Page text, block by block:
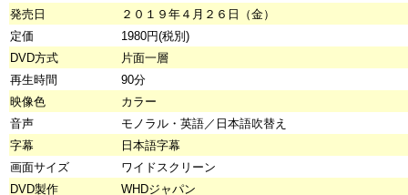
発売日
２０１９年４月２６日（金）
定価
1980円(税別)
DVD方式
片面一層
再生時間
90分
映像色
カラー
音声
モノラル・英語／日本語吹替え
字幕
日本語字幕
画面サイズ
ワイドスクリーン
DVD製作
WHDジャパン